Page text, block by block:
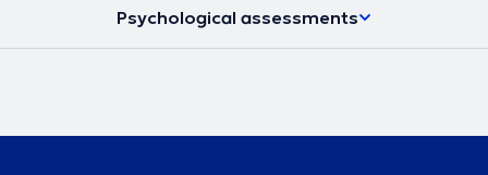
Psychological assessments